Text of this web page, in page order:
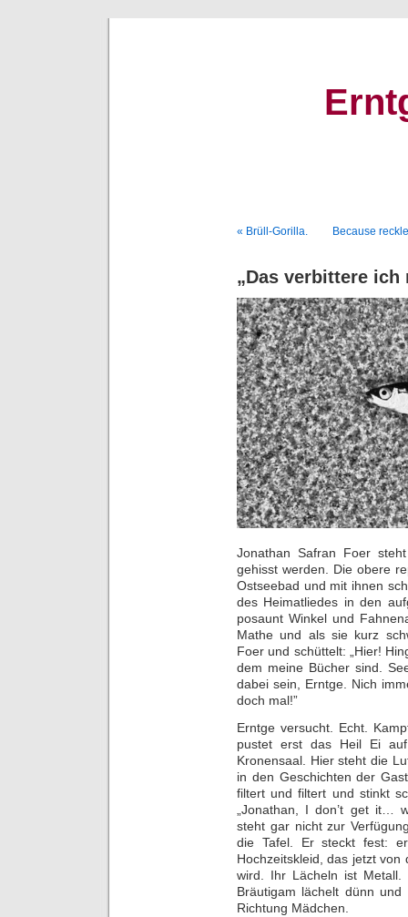
« Brüll-Gorilla. Because
„Das verbittere ich
Jonathan Safran Foer
gehisst werden. Die obere
Ostseebad und mit ihnen
des Heimatliedes in den
posaunt Winkel und
Mathe und als sie kurz
Foer und schüttelt: „Hier!
dem meine Bücher sind.
dabei sein, Erntge. Nich
doch mal!”
Erntge versucht. Echt.
pustet erst das Heil Ei
Kronensaal. Hier steht die
in den Geschichten der
filtert und filtert und stinkt
„Jonathan, I don’t get it…
steht gar nicht zur
die Tafel. Er steckt fest:
Hochzeitskleid, das jetzt
wird. Ihr Lächeln ist
Bräutigam lächelt dünn und
Richtung Mädchen.